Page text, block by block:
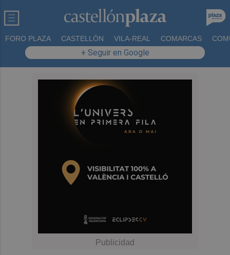
FORO PLAZA CASTELLÓN VILA-REAL COMARCAS
+ Seguir en Google